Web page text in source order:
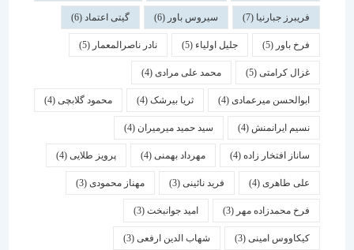
فریبرز جبارنیا(7) سیروس باور(6) گیتی اعتماد(6)
فرخ باور(5) جلیل اولیاء(5) نادر ناصرالمعمار (5)
غزال کرامتی(5) محمد علی مرادی(4)
ابوالحسن میرعمادی(4) ثریا بیرشک(4) محمود گلابچی(4)
نسیم ایرانمنش(4) سید حمید میرمیران(4)
ساناز افتخار زاده(4) مهرداد بهمنی (4) پرویز طلایی(4)
علی طاهری(4) فرید نائینی(3) مهناز محمودی(3)
فرخ محمدزاده مهر(3) امید جوانبخت(3)
کیکاووس امینی(3) شهاب الدین ارفعی(3)